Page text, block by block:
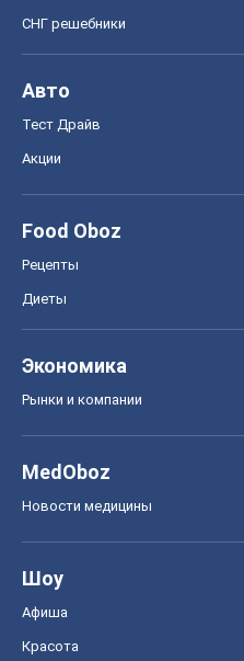
СНГ решебники
Авто
Тест Драйв
Акции
Food Oboz
Рецепты
Диеты
Экономика
Рынки и компании
MedOboz
Новости медицины
Шоу
Афиша
Красота